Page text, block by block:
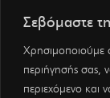
Σεβόμαστε
Χρησιμοποιούμε
περιήγησής σας,
περιεχόμενο και